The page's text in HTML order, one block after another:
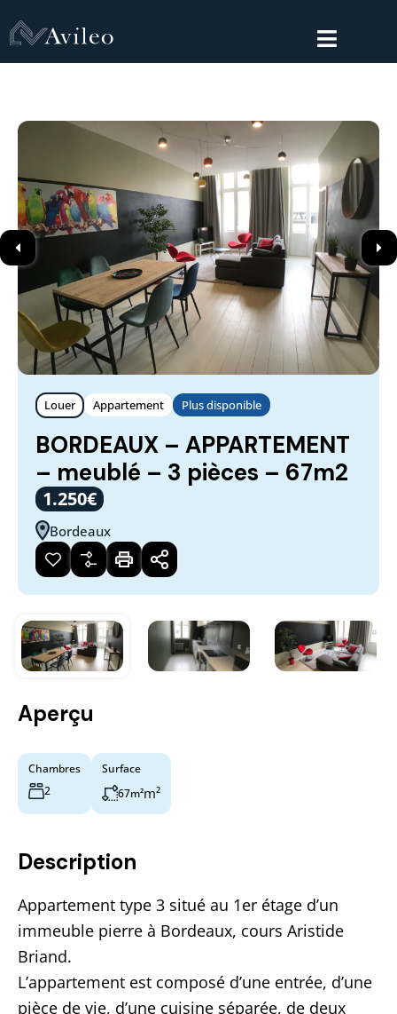
Louer Appartement Plus disponible
BORDEAUX – APPARTEMENT
– meublé – 3 pièces – 67m2
1.250€
Bordeaux
Aperçu
Chambres
2
Surface
67m²m²
Description
Appartement type 3 situé au 1er étage d’un
immeuble pierre à Bordeaux, cours Aristide
Briand.
L’appartement est composé d’une entrée, d’une
pièce de vie, d’une cuisine séparée, de deux